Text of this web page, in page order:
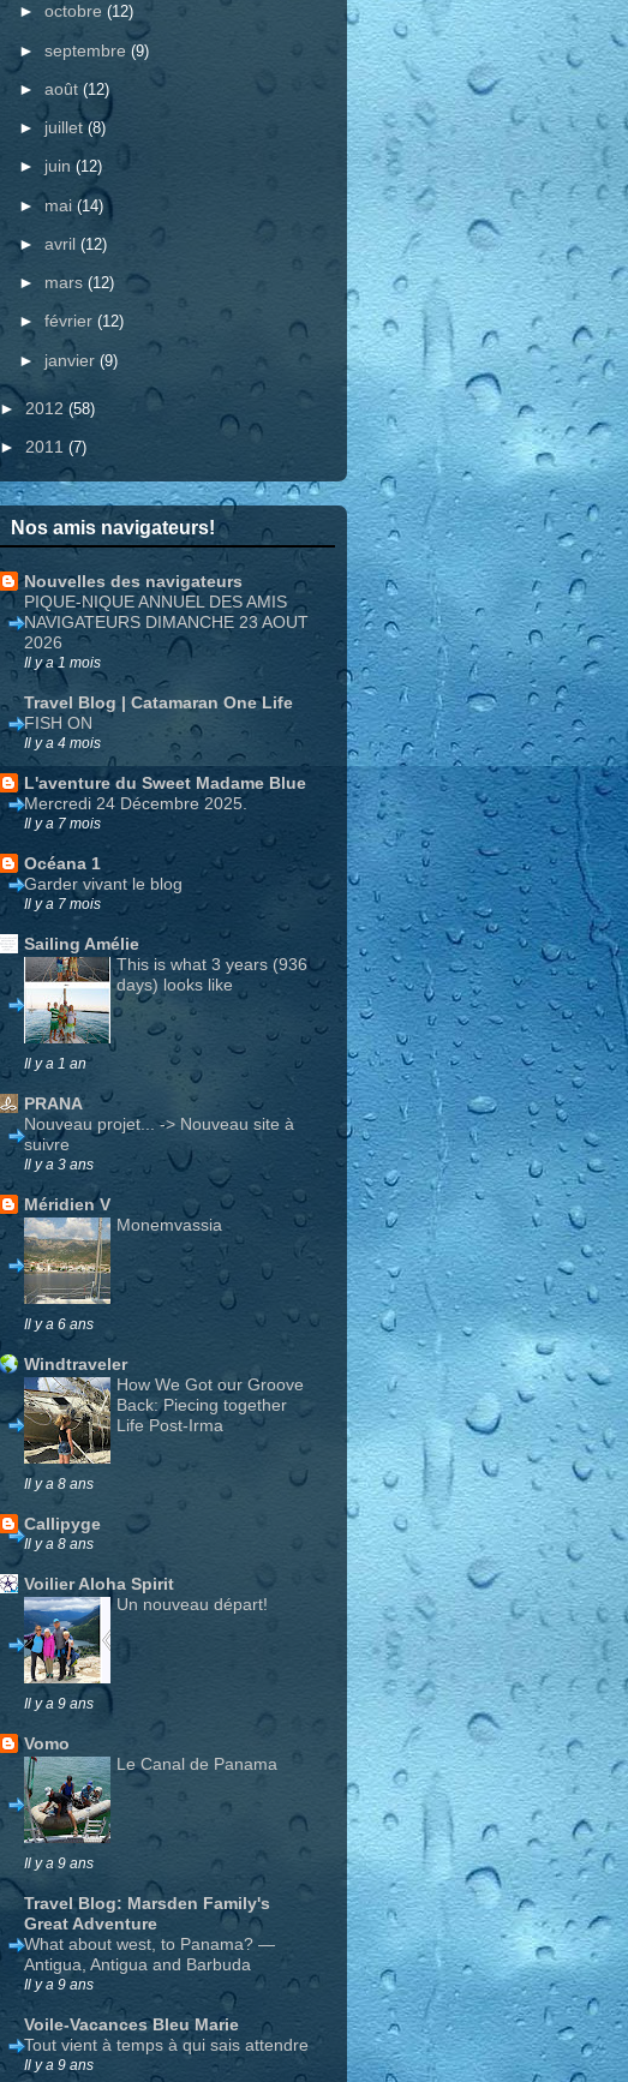
► octobre (12)
► septembre (9)
► août (12)
►juillet(8)
► juin (12)
► mai (14)
► avril (12)
► mars (12)
► février (12)
► janvier (9)
►2012 (58)
► 2011 (7)
Nos amis navigateurs!
Nouvelles des navigateurs
PIQUE-NIQUE ANNUEL DES AMIS
NAVIGATEURS DIMANCHE 23 AOUT
2026
Il y a 1 mois
Travel Blog | Catamaran One Life
FISH ON
Il y a 4 mois
L'aventure du Sweet Madame Blue
Mercredi 24 Décembre 2025.
Il y a 7 mois
Océana 1
Garder vivant le blog
Il y a 7 mois
Sailing Amélie
This is what 3 years (936
days) looks like
Il y a 1 an
PRANA
Nouveau projet... -> Nouveau site à
suivre
Il y a 3 ans
Méridien V
Monemvassia
Il y a 6 ans
Windtraveler
How We Got our Groove
Back: Piecing together
Life Post-Irma
Il y a 8 ans
Callipyge
Il y a 8 ans
Voilier Aloha Spirit
Un nouveau départ!
Il y a 9 ans
Vomo
Le Canal de Panama
Il y a 9 ans
Travel Blog: Marsden Family's
Great Adventure
What about west, to Panama? —
Antigua, Antigua and Barbuda
Il y a 9 ans
Voile-Vacances Bleu Marie
Tout vient à temps à qui sais attendre
Il y a 9 ans